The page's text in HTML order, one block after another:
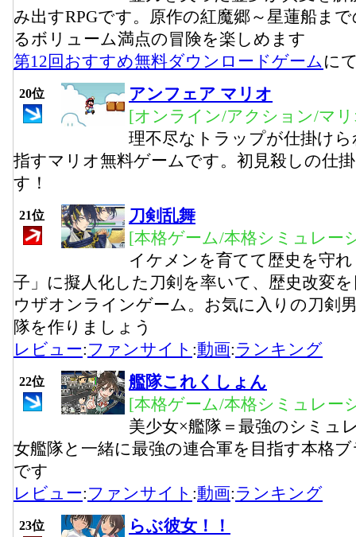
み出すRPGです。原作の紅魔郷～星蓮船ま
るボリューム満点の冒険を楽しめます
第12回おすすめ無料ダウンロードゲームに
20位
アンフェア マリオ
[オンライン/アクション/マ
理不尽なトラップが仕掛け
指すマリオ無料ゲームです。初見殺しの仕
す！
21位
刀剣乱舞
[本格ゲーム/本格シミュレー
イケメンを育てて歴史を守
子」に擬人化した刀剣を率いて、歴史改変
ウザオンラインゲーム。お気に入りの刀剣
隊を作りましょう
レビュー:ファンサイト :動画:ランキング
22位
艦隊これくしょん
[本格ゲーム/本格シミュレー
美少女×艦隊＝最強のシミュ
女艦隊と一緒に最強の連合軍を目指す本格
です
レビュー:ファンサイト :動画:ランキング
23位
らぶ彼女！！